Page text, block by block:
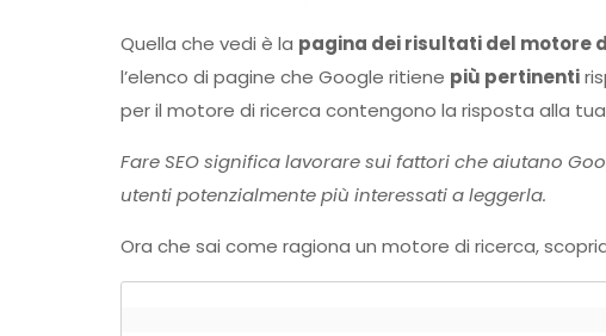
Quella che vedi è la pagina dei risultati del motore
l’elenco di pagine che Google ritiene più pertinenti
per il motore di ricerca contengono la risposta alla
Fare SEO significa lavorare sui fattori che aiutano
utenti potenzialmente più interessati a leggerla.
Ora che sai come ragiona un motore di ricerca,